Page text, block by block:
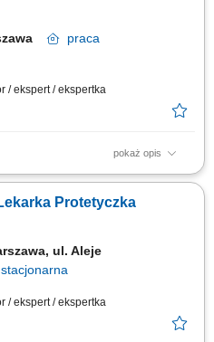
praca
/ ekspert / ekspertka
pokaż opis
opracowywanie planów leczenia
z interdyscyplinarnym zespołem
z najwyższymi standardami
Protetyczka
ul. Aleje
stacjonarna
/ ekspert / ekspertka